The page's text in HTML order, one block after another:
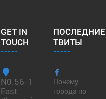
GET IN
TOUCH
N0.56-1
East
ПОСЛЕДНИЕ
ТВИТЫ
Почему
города по